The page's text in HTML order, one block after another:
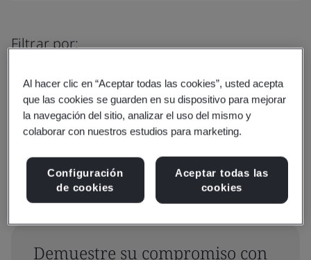
Filtrar por:
Borrar
Demuestre su compromiso con
Al hacer clic en “Aceptar todas las cookies”, usted acepta
que las cookies se guarden en su dispositivo para mejorar
la navegación del sitio, analizar el uso del mismo y
colaborar con nuestros estudios para marketing.
Configuración
de cookies
Aceptar todas las
cookies